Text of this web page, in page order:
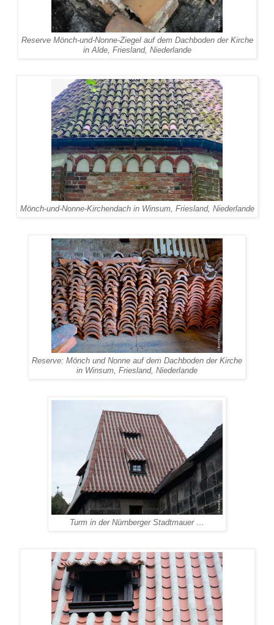
Reserve Mönch-und-Nonne-Ziegel auf dem Dachboden der Kirche
in Alde, Friesland, Niederlande
Mönch-und-Nonne-Kirchendach in Winsum, Friesland, Niederlande
Reserve: Mönch und Nonne auf dem Dachboden der Kirche
in Winsum, Friesland, Niederlande
Turm in der Nürnberger Stadtmauer …